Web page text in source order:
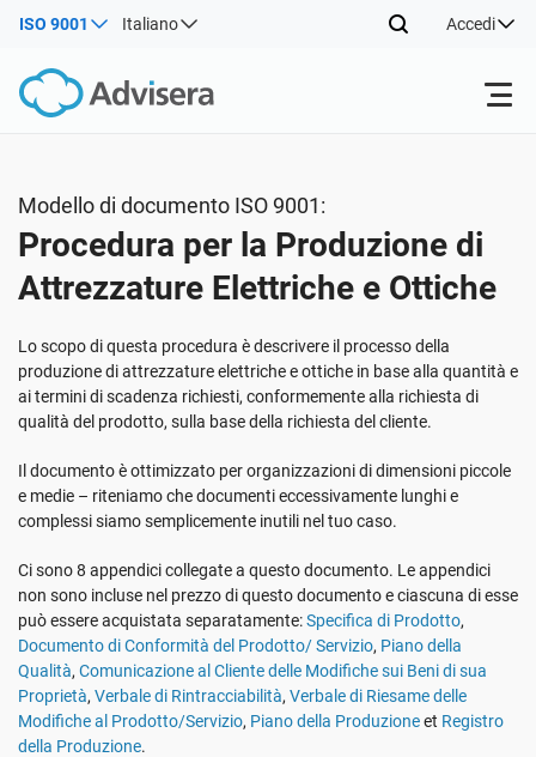
ISO 9001 Italiano Accedi
ISO 27001
DORA
ISO 42001
GDPR dell’UE
ISO 9001
ISO 14001
Risorse gratuite
Da dove cominciare
Altro
Consulenti
Aziende IT e SaaS
Infrastrutture critiche
Produzione
Trasporto e distribuzione
Chi Siamo
Contattaci
Vedi La Demo
Modello di documento ISO 9001:
Procedura per la Produzione di
Attrezzature Elettriche e Ottiche
Lo scopo di questa procedura è descrivere il processo della
produzione di attrezzature elettriche e ottiche in base alla quantità e
ai termini di scadenza richiesti, conformemente alla richiesta di
qualità del prodotto, sulla base della richiesta del cliente.
Il documento è ottimizzato per organizzazioni di dimensioni piccole
e medie – riteniamo che documenti eccessivamente lunghi e
complessi siamo semplicemente inutili nel tuo caso.
Ci sono 8 appendici collegate a questo documento. Le appendici
non sono incluse nel prezzo di questo documento e ciascuna di esse
può essere acquistata separatamente:Specifica di Prodotto,
Documento di Conformità del Prodotto/ Servizio, Piano della
Qualità, Comunicazione al Cliente delle Modifiche sui Beni di sua
Proprietà, Verbale di Rintracciabilità, Verbale di Riesame delle
Modifiche al Prodotto/Servizio, Piano della Produzioneet Registro
della Produzione.